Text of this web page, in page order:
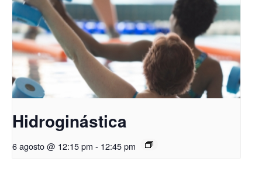
Hidroginástica
6 agosto @ 12:15 pm - 12:45 pm